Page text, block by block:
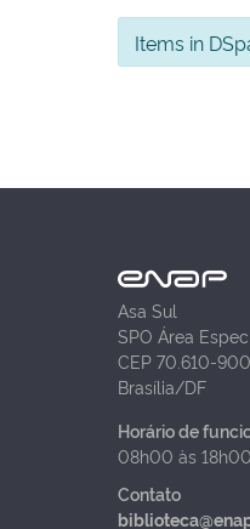
Items in
Asa Sul
SPO Área
CEP 70.610-900
Brasília/DF
Horário de
08h00 às 18h00
Contato